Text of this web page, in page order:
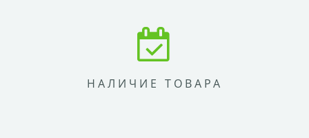
НАЛИЧИЕ ТОВАРА